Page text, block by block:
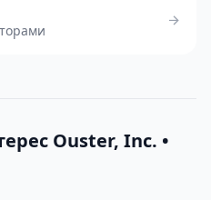
Ouster, Inc. •